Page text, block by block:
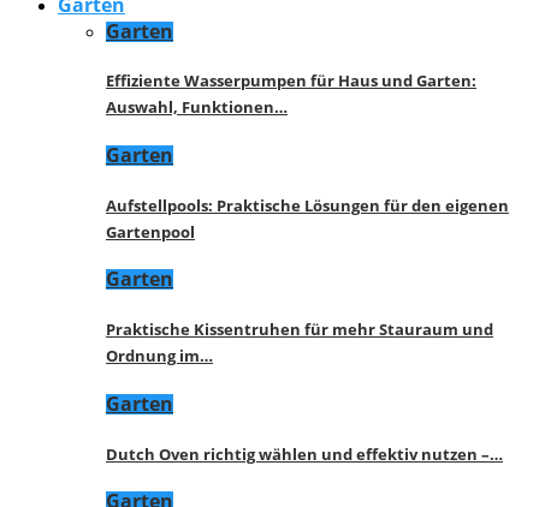
Garten
Effiziente Wasserpumpen für Haus und Garten:
Auswahl, Funktionen…
Garten
Aufstellpools: Praktische Lösungen für den eigenen
Gartenpool
Garten
Praktische Kissentruhen für mehr Stauraum und
Ordnung im…
Garten
Dutch Oven richtig wählen und effektiv nutzen –…
Garten